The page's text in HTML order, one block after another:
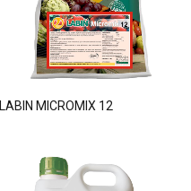
LABIN MICROMIX 12